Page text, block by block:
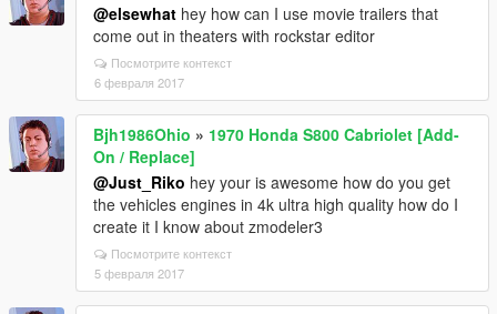
@elsewhat hey how can I use movie trailers that
come out in theaters with rockstar editor
Посмотрите контекст
6 февраля 2017
Bjh1986Ohio » 1970 Honda S800 Cabriolet [Add-
On / Replace]
@Just_Riko hey your is awesome how do you get
the vehicles engines in 4k ultra high quality how do I
create it I know about zmodeler3
Посмотрите контекст
5 февраля 2017